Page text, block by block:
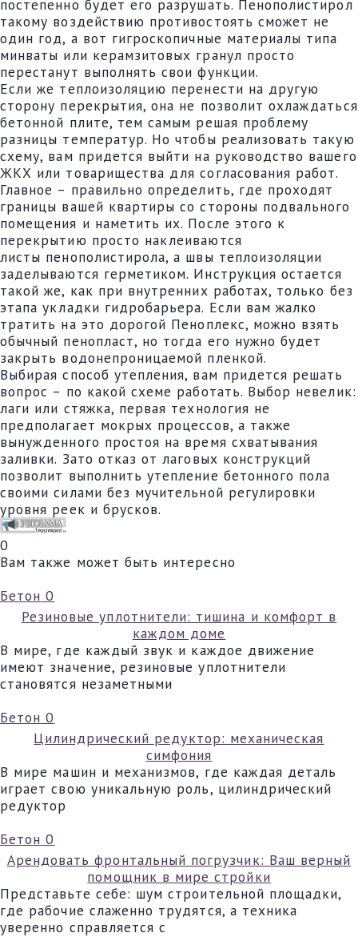
постепенно будет его разрушать. Пенополистирол
такому воздействию противостоять сможет не
один год, а вот гигроскопичные материалы типа
минваты или керамзитовых гранул просто
перестанут выполнять свои функции.
Если же теплоизоляцию перенести на другую
сторону перекрытия, она не позволит охлаждаться
бетонной плите, тем самым решая проблему
разницы температур. Но чтобы реализовать такую
схему, вам придется выйти на руководство вашего
ЖКХ или товарищества для согласования работ.
Главное – правильно определить, где проходят
границы вашей квартиры со стороны подвального
помещения и наметить их. После этого к
перекрытию просто наклеиваются
листы пенополистирола, а швы теплоизоляции
заделываются герметиком. Инструкция остается
такой же, как при внутренних работах, только без
этапа укладки гидробарьера. Если вам жалко
тратить на это дорогой Пеноплекс, можно взять
обычный пенопласт, но тогда его нужно будет
закрыть водонепроницаемой пленкой.
Выбирая способ утепления, вам придется решать
вопрос – по какой схеме работать. Выбор невелик:
лаги или стяжка, первая технология не
предполагает мокрых процессов, а также
вынужденного простоя на время схватывания
заливки. Зато отказ от лаговых конструкций
позволит выполнить утепление бетонного пола
своими силами без мучительной регулировки
уровня реек и брусков.
0
Вам также может быть интересно
Бетон 0
Резиновые уплотнители: тишина и комфорт в
каждом доме
В мире, где каждый звук и каждое движение
имеют значение, резиновые уплотнители
становятся незаметными
Бетон 0
Цилиндрический редуктор: механическая
симфония
В мире машин и механизмов, где каждая деталь
играет свою уникальную роль, цилиндрический
редуктор
Бетон 0
Арендовать фронтальный погрузчик: Ваш верный
помощник в мире стройки
Представьте себе: шум строительной площадки,
где рабочие слаженно трудятся, а техника
уверенно справляется с